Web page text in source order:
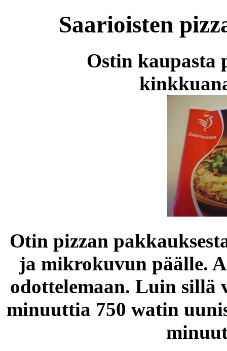
Saarioisten
Ostin kaupasta
Otin pizzan
ja mikrokuvun päälle.
odottelemaan. Luin sillä
minuuttia 750 watin